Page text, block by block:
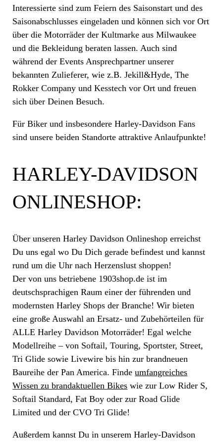
Interessierte sind zum Feiern des Saisonstart und des
Saisonabschlusses eingeladen und können sich vor Ort
über die Motorräder der Kultmarke aus Milwaukee
und die Bekleidung beraten lassen. Auch sind
während der Events Ansprechpartner unserer
bekannten Zulieferer, wie z.B. Jekill&Hyde, The
Rokker Company und Kesstech vor Ort und freuen
sich über Deinen Besuch.
Für Biker und insbesondere Harley-Davidson Fans
sind unsere beiden Standorte attraktive Anlaufpunkte!
HARLEY-DAVIDSON
ONLINESHOP:
Über unseren Harley Davidson Onlineshop erreichst
Du uns egal wo Du Dich gerade befindest und kannst
rund um die Uhr nach Herzenslust shoppen!
Der von uns betriebene 1903shop.de ist im
deutschsprachigen Raum einer der führenden und
modernsten Harley Shops der Branche! Wir bieten
eine große Auswahl an Ersatz- und Zubehörteilen für
ALLE Harley Davidson Motorräder! Egal welche
Modellreihe – von Softail, Touring, Sportster, Street,
Tri Glide sowie Livewire bis hin zur brandneuen
Baureihe der Pan America. Findeumfangreiches
Wissen zu brandaktuellen Bikes wie zur Low Rider S,
Softail Standard, Fat Boy oder zur Road Glide
Limited und der CVO Tri Glide!
Außerdem kannst Du in unserem Harley-Davidson